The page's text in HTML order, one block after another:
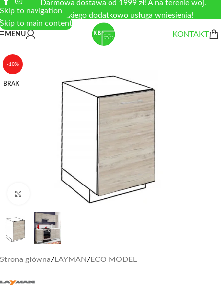
Skip to navigation
Skip to main content
Darmowa dostawa od 1999 zł! A na terenie woj.
łódzkiego dodatkowo usługa wniesienia!
MENU KONTAKT
-10%
BRAK
Zobacz duże zdjęcie
Strona główna/LAYMAN/ECO MODEL